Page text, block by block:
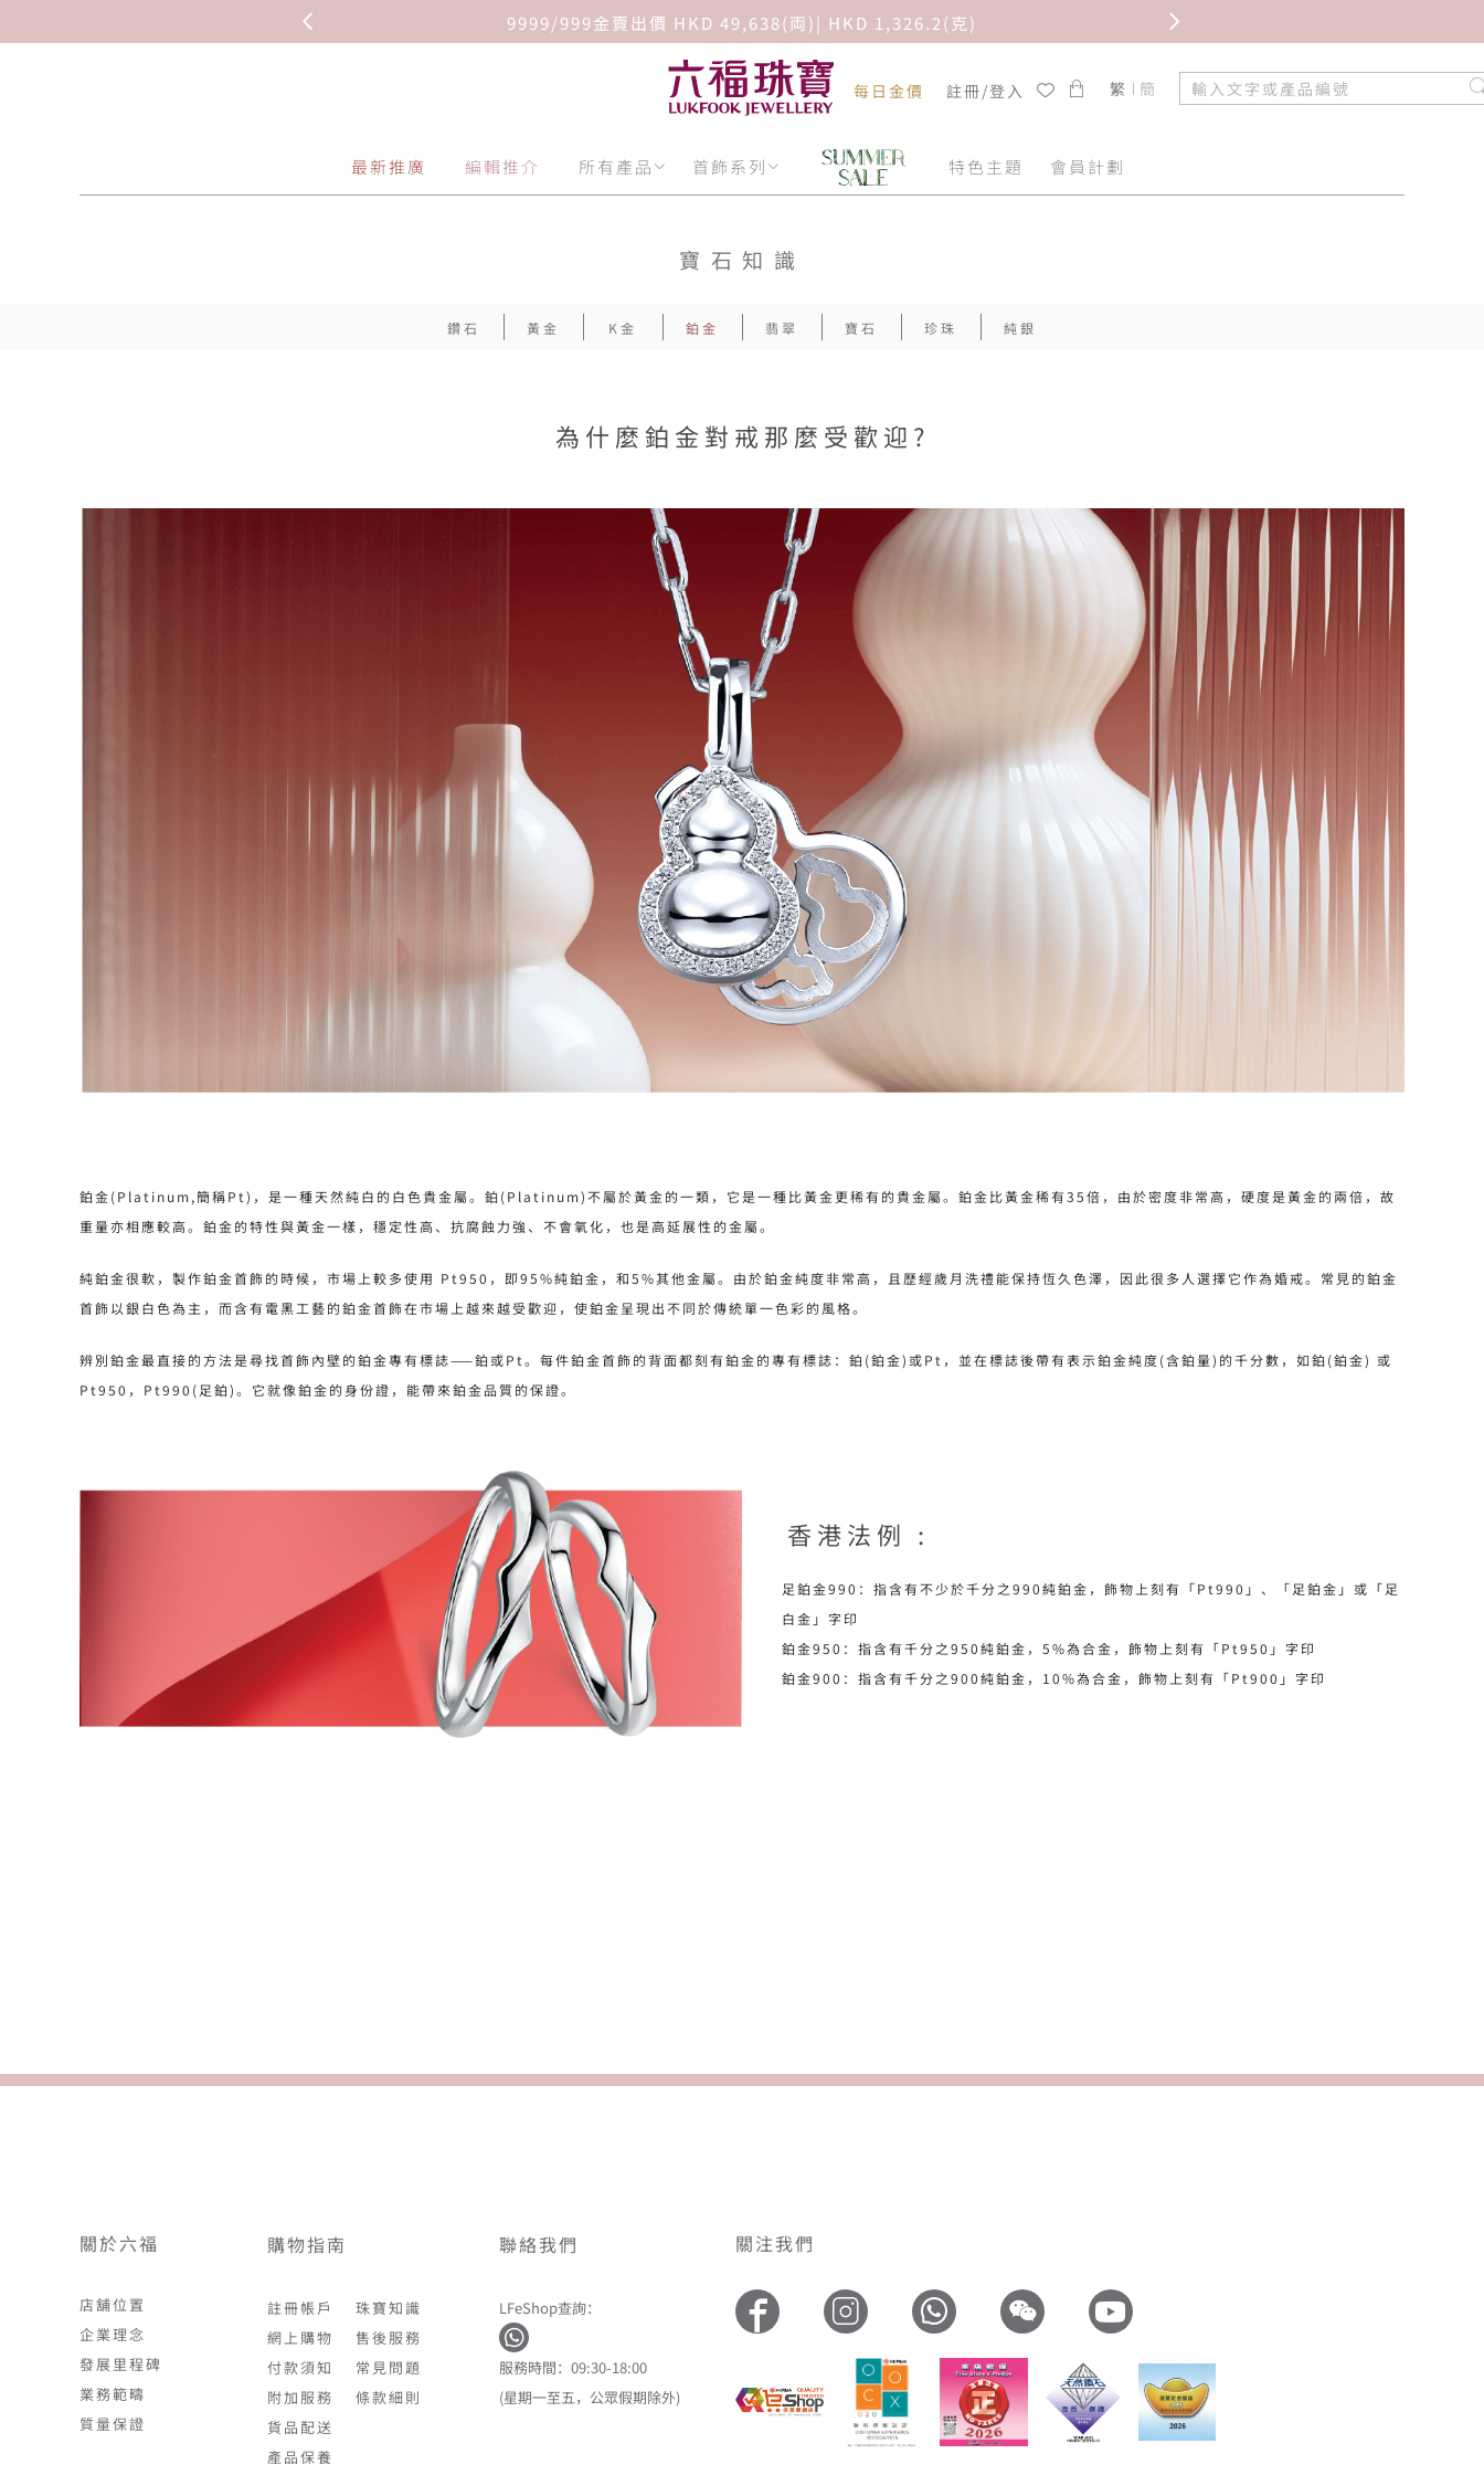
9999/999金賣出價 HKD 49,638(両)| HKD 1,326.2(克)
每日金價 註冊/登入 繁 簡
最新推廣 編輯推介 所有產品 首飾系列 特色主題 會員計劃
寶石知識
鑽石 黃金 K金 鉑金 翡翠 寶石 珍珠 純銀
為什麼鉑金對戒那麼受歡迎?
鉑金(Platinum,簡稱Pt)，是一種天然純白的白色貴金屬。鉑(Platinum)不屬於黃金的一類，它是一種比黃金更稀有的貴金屬。鉑金比黃金稀有35倍，由於密度非常高，硬度是黃金的兩倍，故
重量亦相應較高。鉑金的特性與黃金一樣，穩定性高、抗腐蝕力強、不會氧化，也是高延展性的金屬。
純鉑金很軟，製作鉑金首飾的時候，市場上較多使用 Pt950，即95%純鉑金，和5%其他金屬。由於鉑金純度非常高，且歷經歲月洗禮能保持恆久色澤，因此很多人選擇它作為婚戒。常見的鉑金
首飾以銀白色為主，而含有電黑工藝的鉑金首飾在市場上越來越受歡迎，使鉑金呈現出不同於傳統單一色彩的風格。
辨別鉑金最直接的方法是尋找首飾內壁的鉑金專有標誌——鉑或Pt。每件鉑金首飾的背面都刻有鉑金的專有標誌：鉑(鉑金)或Pt，並在標誌後帶有表示鉑金純度(含鉑量)的千分數，如鉑(鉑金) 或
Pt950，Pt990(足鉑)。它就像鉑金的身份證，能帶來鉑金品質的保證。
香港法例 :
足鉑金990：指含有不少於千分之990純鉑金，飾物上刻有「Pt990」、「足鉑金」或「足
白金」字印
鉑金950：指含有千分之950純鉑金，5%為合金，飾物上刻有「Pt950」字印
鉑金900：指含有千分之900純鉑金，10%為合金，飾物上刻有「Pt900」字印
關於六福
店舖位置
企業理念
發展里程碑
業務範疇
質量保證
購物指南
註冊帳戶
網上購物
付款須知
附加服務
貨品配送
產品保養
珠寶知識
售後服務
常見問題
條款細則
聯絡我們
LFeShop查詢：
服務時間：09:30-18:00
(星期一至五，公眾假期除外)
關注我們